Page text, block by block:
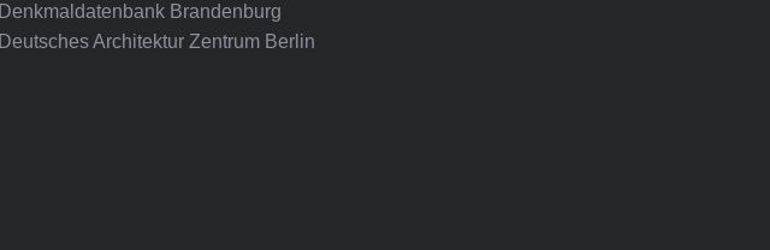
Denkmaldatenbank Brandenburg
Deutsches Architektur Zentrum Berlin